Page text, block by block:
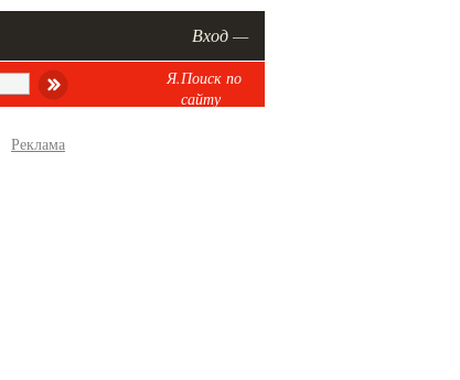
Вход —
Я.Поиск по
сайту
Реклама